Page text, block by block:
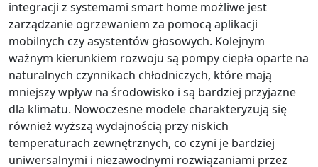
integracji z systemami smart home możliwe jest
zarządzanie ogrzewaniem za pomocą aplikacji
mobilnych czy asystentów głosowych. Kolejnym
ważnym kierunkiem rozwoju są pompy ciepła oparte na
naturalnych czynnikach chłodniczych, które mają
mniejszy wpływ na środowisko i są bardziej przyjazne
dla klimatu. Nowoczesne modele charakteryzują się
również wyższą wydajnością przy niskich
temperaturach zewnętrznych, co czyni je bardziej
uniwersalnymi i niezawodnymi rozwiązaniami przez